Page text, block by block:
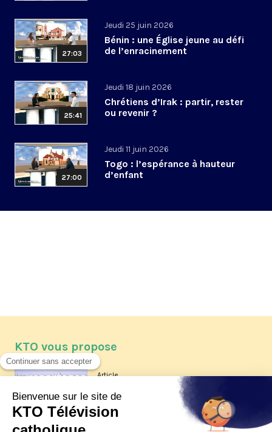
27:03
Jeudi 25 juin 2026
Bénin : une Église jeune au défi
de l’enracinement
25:41
Jeudi 18 juin 2026
Chrétiens d’Irak : partir, rester
ou revenir ?
27:00
Jeudi 11 juin 2026
Togo : l’espérance à hauteur
d’enfant
KTO vous propose
Article
Les reportages d'été 2026 de KTO